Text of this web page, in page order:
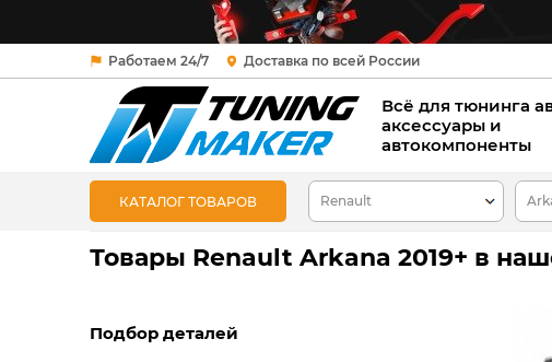
Работаем 24/7 Доставка по всей России
Всё для тюнинга
аксессуары и
автокомпоненты
КАТАЛОГ ТОВАРОВ
Товары Renault Arkana 2019+ в
Подбор деталей